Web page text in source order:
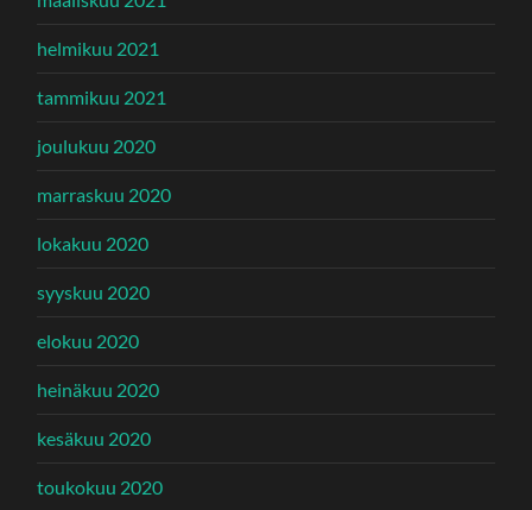
helmikuu 2021
tammikuu 2021
joulukuu 2020
marraskuu 2020
lokakuu 2020
syyskuu 2020
elokuu 2020
heinäkuu 2020
kesäkuu 2020
toukokuu 2020